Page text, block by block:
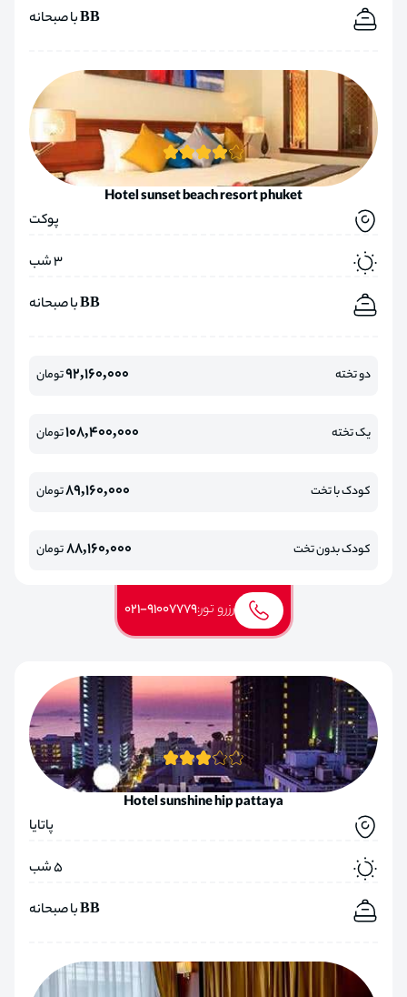
BB با صبحانه
Hotel sunset beach resort phuket
پوکت
3 شب
BB با صبحانه
دو تخته 92,160,000تومان
یک تخته 108,400,000تومان
کودک با تخت 89,160,000تومان
کودک بدون تخت 88,160,000تومان
رزرو تور:021-91007779
Hotel sunshine hip pattaya
پاتایا
5 شب
BB با صبحانه